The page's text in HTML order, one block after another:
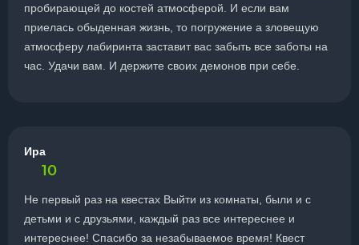
пробирающей до костей атмосферой. И если вам
приелась обыденная жизнь, то погружение а зловещую
атмосферу лабиринта заставит вас забыть все заботы на
час. Удачи вам. И держите своих демонов при себе.
Ира
10
Не первый раз на квестах Выйти из комнаты, были и с
детьми и с друзьями, каждый раз все интереснее и
интереснее! Спасибо за незабываемое время! Квест